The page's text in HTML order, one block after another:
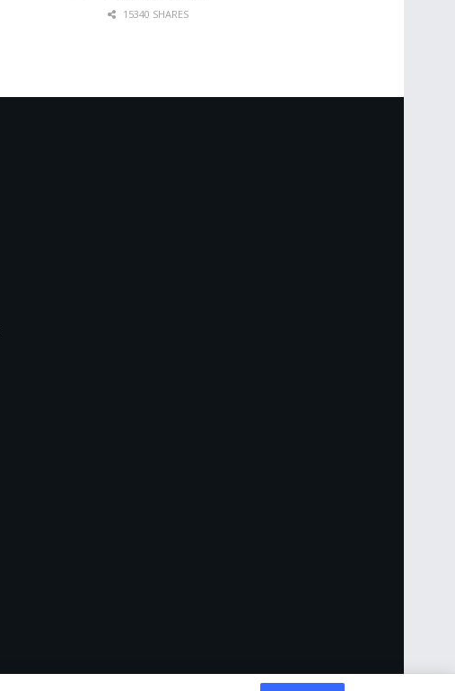
15340 SHARES